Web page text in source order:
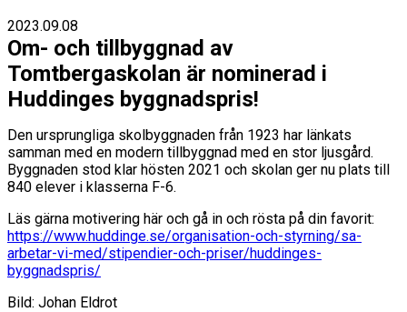
2023.09.08
Om- och tillbyggnad av
Tomtbergaskolan är nominerad i
Huddinges byggnadspris!
Den ursprungliga skolbyggnaden från 1923 har länkats
samman med en modern tillbyggnad med en stor ljusgård.
Byggnaden stod klar hösten 2021 och skolan ger nu plats till
840 elever i klasserna F-6.
Läs gärna motivering här och gå in och rösta på din favorit:
https://www.huddinge.se/organisation-och-styrning/sa-
arbetar-vi-med/stipendier-och-priser/huddinges-
byggnadspris/
Bild: Johan Eldrot